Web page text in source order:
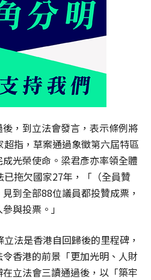
，到立法會發言，表示條例將
指，草案通過象徵第六屆特區
光榮使命。梁君彥亦率領全體
拖欠國家27年，「（全員贊
到全部88位議員都投贊成票，
與投票。」
法是香港自回歸後的里程碑，
香港的前景「更加光明、人財
立法會三讀通過後，以「築牢